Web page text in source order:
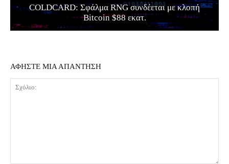
COLDCARD: Σφάλμα RNG συνδέεται με κλοπή
Bitcoin $88 εκατ.
ΑΦΗΣΤΕ ΜΙΑ ΑΠΑΝΤΗΣΗ